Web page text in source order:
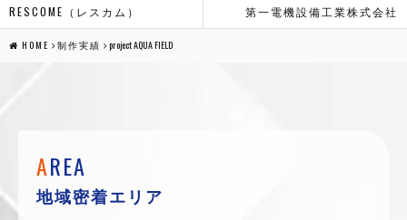
RESCOME（レスカム） 第一電機設備工業株式会社
HOME 制作実績 project AQUA FIELD
AREA
地域密着エリア